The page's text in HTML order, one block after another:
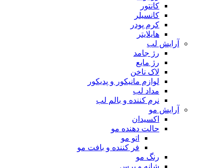
کانتور
کانسیلر
کرم پودر
هایلایتر
آرایش لب
رژ جامد
رژ مایع
لاک ناخن
لوازم مانیکور و پدیکور
مداد لب
نرم کننده و بالم لب
آرایش مو
اکسیدان
حالت دهنده مو
اتو مو
فر کننده و بافت مو
رنگ مو
شانه و برس